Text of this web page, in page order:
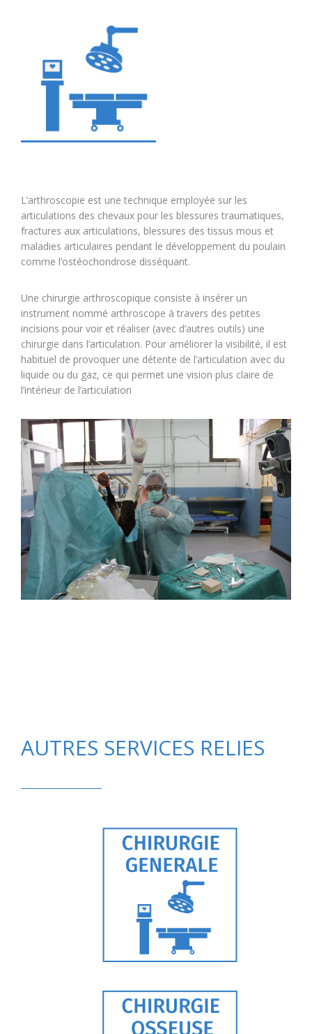
L’arthroscopie est une technique employée sur les
articulations des chevaux pour les blessures traumatiques,
fractures aux articulations, blessures des tissus mous et
maladies articulaires pendant le développement du poulain
comme l’ostéochondrose disséquant.
Une chirurgie arthroscopique consiste à insérer un
instrument nommé arthroscope à travers des petites
incisions pour voir et réaliser (avec d’autres outils) une
chirurgie dans l’articulation. Pour améliorer la visibilité, il est
habituel de provoquer une détente de l’articulation avec du
liquide ou du gaz, ce qui permet une vision plus claire de
l’intérieur de l’articulation
AUTRES SERVICES RELIES